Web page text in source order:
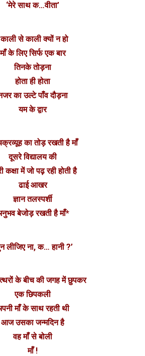
‘मेरे साथ क…वीता’
से काली क्यों न हो
माँ के लिए सिर्फ एक बार
तिनके तोड़ना
होता ही होता
का उल्टे पाँव दौड़ना
यम के द्वार
का तोड़ रखती है माँ
दूसरे विद्यालय की
कक्षा में जो पढ़ रही होती है
ढाई आखर
ज्ञान तलस्पर्शी
बेजोड़ रखती है माँ*
लीजिए ना, क… हानी ?’
के बीच की जगह में छुपकर
एक छिपकली
माँ के साथ रहती थी
आज उसका जन्मदिन है
वह माँ से बोली
माँ !